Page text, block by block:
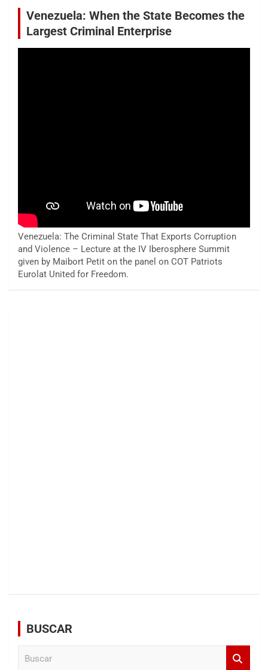
Venezuela: When the State Becomes the
Largest Criminal Enterprise
Venezuela: The Criminal State That Exports Corruption
and Violence – Lecture at the IV Iberosphere Summit
given by Maibort Petit on the panel on COT Patriots
Eurolat United for Freedom.
BUSCAR